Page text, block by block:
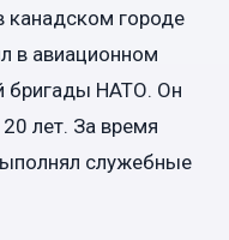
канадском городе
в авиационном
бригады НАТО. Он
лет. За время
служебные